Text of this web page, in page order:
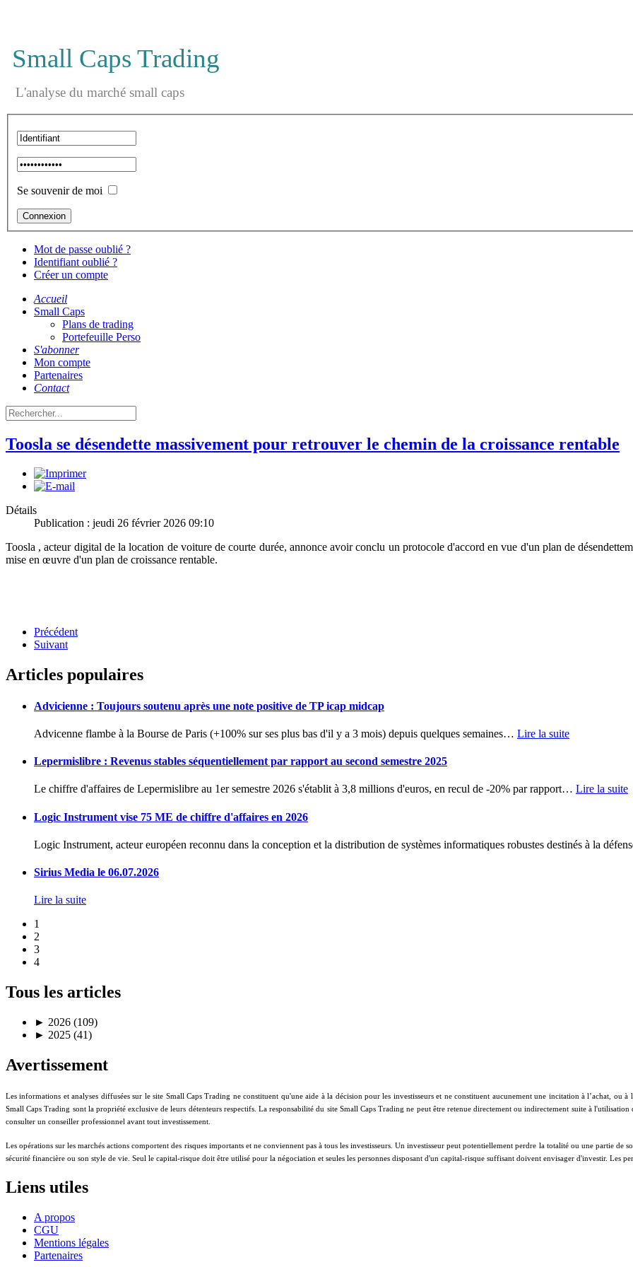
Small Caps Trading
L'analyse du marché small caps
Se souvenir de moi
Mot de passe oublié ?
Identifiant oublié ?
Créer un compte
Accueil
Small Caps
Plans de trading
Portefeuille Perso
S'abonner
Mon compte
Partenaires
Contact
Toosla se désendette massivement pour retrouver le chemin de la croissance rentable
Détails
Publication : jeudi 26 février 2026 09:10
Toosla , acteur digital de la location de voiture de courte durée, annonce avoir conclu un protocole d'accord en vue d'un plan de
mise en œuvre d'un plan de croissance rentable.
Précédent
Suivant
Articles populaires
Advicienne : Toujours soutenu après une note positive de TP icap midcap
Advicenne flambe à la Bourse de Paris (+100% sur ses plus bas d'il y a 3 mois) depuis quelques semaines… Lire la suite
Lepermislibre : Revenus stables séquentiellement par rapport au second semestre 2025
Le chiffre d'affaires de Lepermislibre au 1er semestre 2026 s'établit à 3,8 millions d'euros, en recul de -20% par rapport… Lire la suite
Logic Instrument vise 75 ME de chiffre d'affaires en 2026
Logic Instrument, acteur européen reconnu dans la conception et la distribution de systèmes informatiques robustes destinés à la
Sirius Media le 06.07.2026
Lire la suite
1
2
3
4
Tous les articles
► 2026 (109)
► 2025 (41)
Avertissement
Les informations et analyses diffusées sur le site Small Caps Trading ne constituent qu'une aide à la décision pour les investisseurs et ne constituent aucunement une incitation à l’achat, ou
Small Caps Trading sont la propriété exclusive de leurs détenteurs respectifs. La responsabilité du site Small Caps Trading ne peut être retenue directement ou indirectement suite à
consulter un conseiller professionnel avant tout investissement.
Les opérations sur les marchés actions comportent des risques importants et ne conviennent pas à tous les investisseurs. Un investisseur peut potentiellement perdre la totalité ou une partie
sécurité financière ou son style de vie. Seul le capital-risque doit être utilisé pour la négociation et seules les personnes disposant d'un capital-risque suffisant doivent envisager d'investir. Les
Liens utiles
A propos
CGU
Mentions légales
Partenaires